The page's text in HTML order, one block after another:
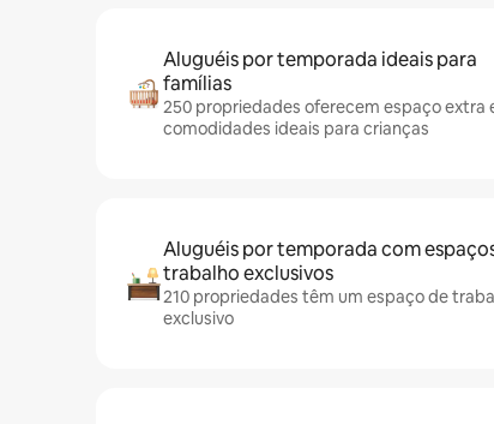
Aluguéis por temporada ideais para
famílias
250 propriedades oferecem espaço extra
comodidades ideais para crianças
Aluguéis por temporada com
trabalho exclusivos
210 propriedades têm um espaço de
exclusivo